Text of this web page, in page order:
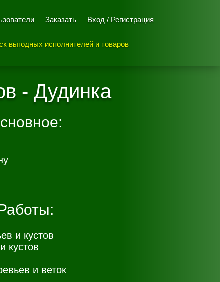
Заказать Вход / Регистрация
выгодных исполнителей и товаров
- Дудинка
и кустов
кустов
и веток